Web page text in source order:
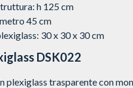
h 125 cm
45 cm
30 x 30 x 30 cm
DSK022
plexiglass trasparente con